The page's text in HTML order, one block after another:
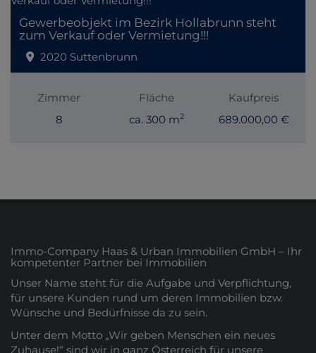
Gewerbeobjekt im Bezirk Hollabrunn steht
zum Verkauf oder Vermietung!!!
2020 Suttenbrunn
Zimmer
8
Fläche
ca. 300 m2
Kaufpreis
689.000,00 €
Immo-Company Haas & Urban Immobilien GmbH – Ihr
kompetenter Partner bei Immobilien
Unser Name steht für die Aufgabe und Verpflichtung,
für unsere Kunden rund um deren Immobilien bzw.
Wünsche und Bedürfnisse da zu sein.
Unter dem Motto „Wir geben Menschen ein neues
Zuhause!“ sind wir in ganz Österreich für unsere